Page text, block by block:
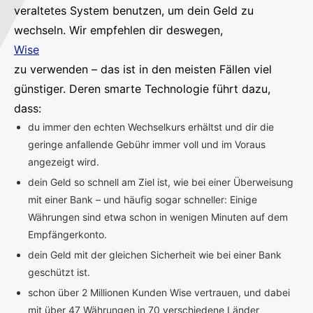
veraltetes System benutzen, um dein Geld zu
wechseln. Wir empfehlen dir deswegen,
Wise
zu verwenden – das ist in den meisten Fällen viel
günstiger. Deren smarte Technologie führt dazu,
dass:
du immer den echten Wechselkurs erhältst und dir die
geringe anfallende Gebühr immer voll und im Voraus
angezeigt wird.
dein Geld so schnell am Ziel ist, wie bei einer Überweisung
mit einer Bank – und häufig sogar schneller: Einige
Währungen sind etwa schon in wenigen Minuten auf dem
Empfängerkonto.
dein Geld mit der gleichen Sicherheit wie bei einer Bank
geschützt ist.
schon über 2 Millionen Kunden Wise vertrauen, und dabei
mit über 47 Währungen in 70 verschiedene Länder